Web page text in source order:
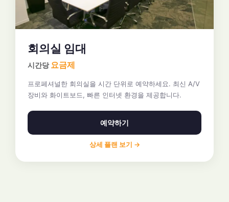
회의실 임대
시간당요금제
프로페셔널한 회의실을 시간 단위로 예약하세요. 최신 A/V
장비와 화이트보드, 빠른 인터넷 환경을 제공합니다.
예약하기
상세 플랜 보기 →